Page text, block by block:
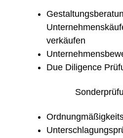
verkäufen
Due Diligence